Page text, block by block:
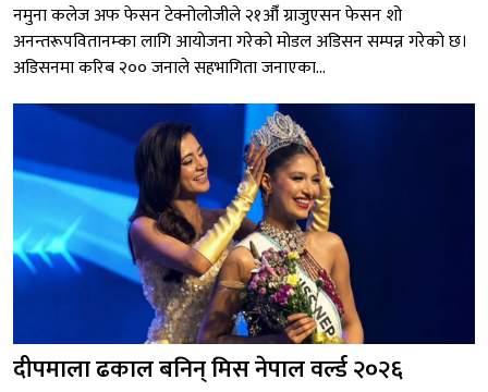
नमुना कलेज अफ फेसन टेक्नोलोजीले २१औँ ग्राजुएसन फेसन शो
अनन्तरूपवितानम्का लागि आयोजना गरेको मोडल अडिसन सम्पन्न गरेको छ।
अडिसनमा करिब २०० जनाले सहभागिता जनाएका...
दीपमाला ढकाल बनिन् मिस नेपाल वर्ल्ड २०२६